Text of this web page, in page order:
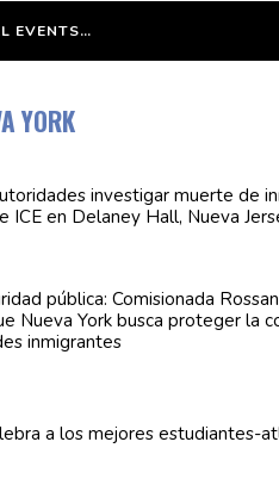
EVENTS…
YORK
investigar muerte de
ICE en Delaney Hall, Nueva
pública: Comisionada
Nueva York busca proteger la
inmigrantes
a los mejores estudiantes-